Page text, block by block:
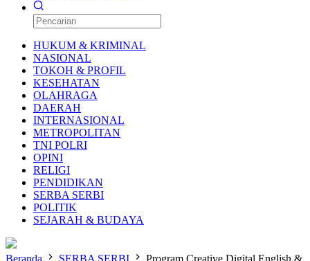
HUKUM & KRIMINAL
NASIONAL
TOKOH & PROFIL
KESEHATAN
OLAHRAGA
DAERAH
INTERNASIONAL
METROPOLITAN
TNI POLRI
OPINI
RELIGI
PENDIDIKAN
SERBA SERBI
POLITIK
SEJARAH & BUDAYA
Beranda SERBA SERBI
Program Creative Digital English &